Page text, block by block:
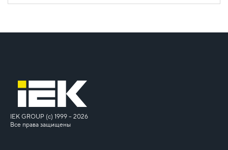
IEK GROUP (c) 1999 – 2026
Все права защищены